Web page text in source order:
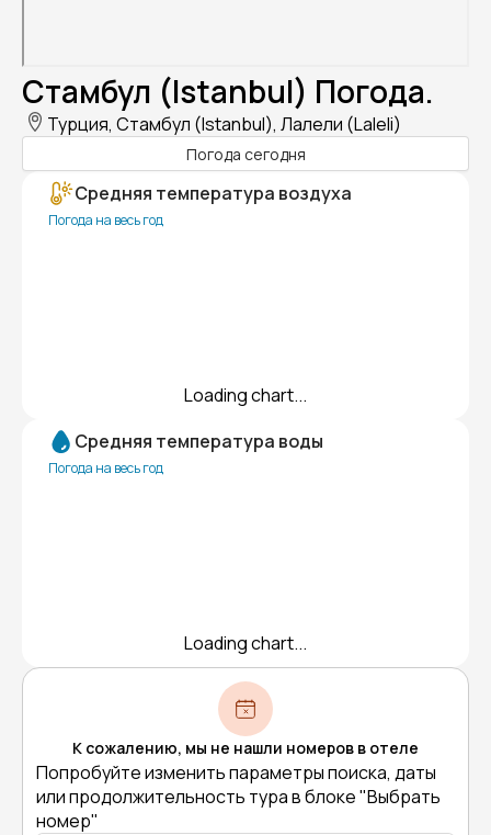
Стамбул (Istanbul) Погода.
Турция, Стамбул (Istanbul), Лалели (Laleli)
Погода сегодня
Средняя температура воздуха
Погода на весь год
Loading chart...
Средняя температура воды
Погода на весь год
Loading chart...
К сожалению, мы не нашли номеров в отеле
Попробуйте изменить параметры поиска, даты
или продолжительность тура в блоке "Выбрать
номер"